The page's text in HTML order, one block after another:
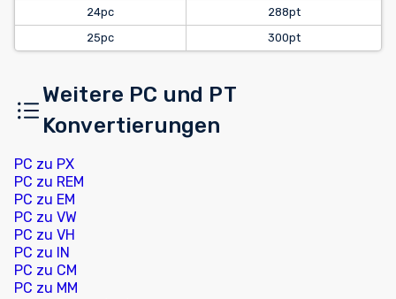
24pc
288pt
25pc
300pt
Weitere PC und PT
Konvertierungen
PC zu PX
PC zu REM
PC zu EM
PC zu VW
PC zu VH
PC zu IN
PC zu CM
PC zu MM